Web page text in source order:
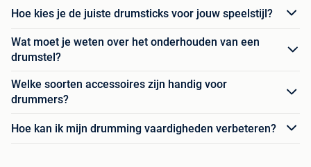
Hoe kies je de juiste drumsticks voor jouw speelstijl?
Wat moet je weten over het onderhouden van een
drumstel?
Welke soorten accessoires zijn handig voor
drummers?
Hoe kan ik mijn drumming vaardigheden verbeteren?